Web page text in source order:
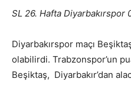
SL 26. Hafta
Diyarbakırspor maçı
olabilirdi. Trabzonspor’un
Beşiktaş, Diyarbakır’dan